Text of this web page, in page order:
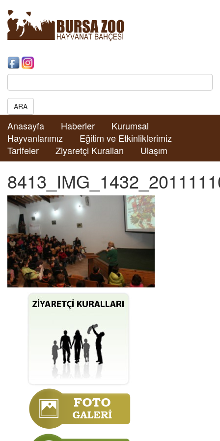
Search:
ARA
Anasayfa Haberler
Kurumsal
Hayvanlarımız
Eğitim ve Etkinliklerimiz
Tarifeler
Ziyaretçi Kuralları Ulaşım